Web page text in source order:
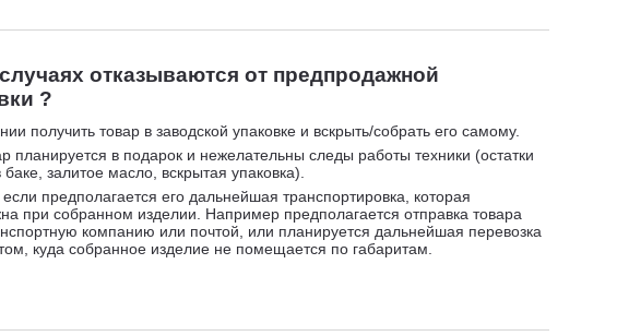
отказываются от предпродажной
?
получить товар в заводской упаковке и вскрыть/собрать его самому.
планируется в подарок и нежелательны следы работы техники (остатки
баке, залитое масло, вскрытая упаковка).
предполагается его дальнейшая транспортировка, которая
при собранном изделии. Например предполагается отправка товара
компанию или почтой, или планируется дальнейшая перевозка
куда собранное изделие не помещается по габаритам.